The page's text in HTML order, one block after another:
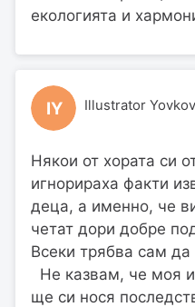
екологията и
IY Illustrator Yovkov
Някои от хората си
игнорираха факти
деца, а именно, че
четат дори добре
Всеки трябва сам да
Не казвам, че моя
ще си нося